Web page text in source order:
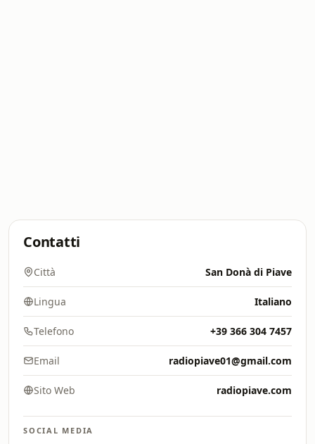
Contatti
Città San Donà di Piave
Lingua Italiano
Telefono +39 366 304 7457
Email radiopiave01@gmail.com
Sito Web radiopiave.com
SOCIAL MEDIA